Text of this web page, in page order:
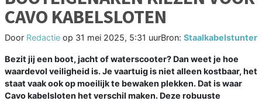
CAVO KABELSLOTEN
Door Redactie op 31 mei 2025, 5:31 uurBron: Staalkabelstunter
Bezit jij een boot, jacht of waterscooter? Dan weet je hoe
waardevol veiligheid is. Je vaartuig is niet alleen kostbaar, het
staat vaak ook op moeilijk te bewaken plekken. Dat is waar
Cavo kabelsloten het verschil maken. Deze robuuste